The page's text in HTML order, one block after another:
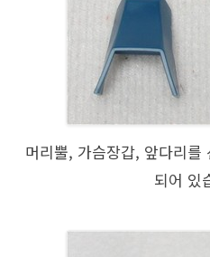
머리뿔, 가슴장갑, 앞다리를
되어 있